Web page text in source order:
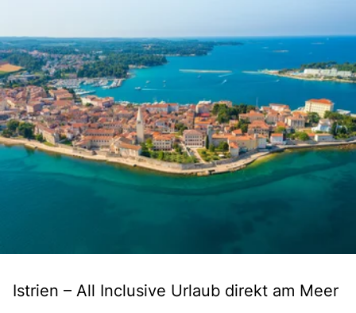
Istrien – All Inclusive Urlaub direkt am Meer